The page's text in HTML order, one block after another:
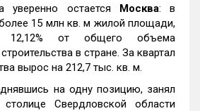
уверенно остается Москва: в
15 млн кв. м жилой площади,
12,12% от общего объема
в стране. За квартал
вырос на 212,7 тыс. кв. м.
на одну позицию, занял
Свердловской области